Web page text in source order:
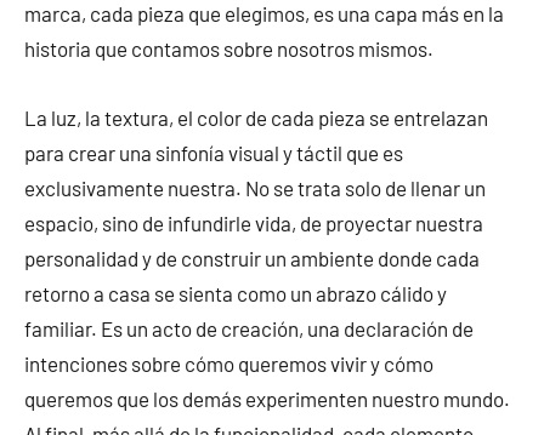
marca, cada pieza que elegimos, es una capa más en la
historia que contamos sobre nosotros mismos.
La luz, la textura, el color de cada pieza se entrelazan
para crear una sinfonía visual y táctil que es
exclusivamente nuestra. No se trata solo de llenar un
espacio, sino de infundirle vida, de proyectar nuestra
personalidad y de construir un ambiente donde cada
retorno a casa se sienta como un abrazo cálido y
familiar. Es un acto de creación, una declaración de
intenciones sobre cómo queremos vivir y cómo
queremos que los demás experimenten nuestro mundo.